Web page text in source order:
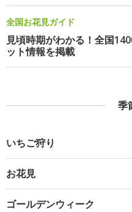
全国お花見ガイド
見頃時期がわかる！全国
ット情報を掲載
季
いちご狩り
お花見
ゴールデンウィーク